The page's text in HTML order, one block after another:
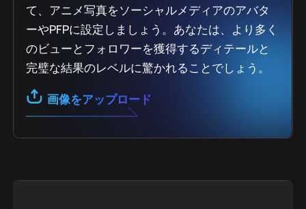
て、アニメ写真をソーシャルメディアのアバタ
ーやPFPに設定しましょう。あなたは、より多く
のビューとフォロワーを獲得するディテールと
完璧な結果のレベルに驚かれることでしょう。
画像をアップロード